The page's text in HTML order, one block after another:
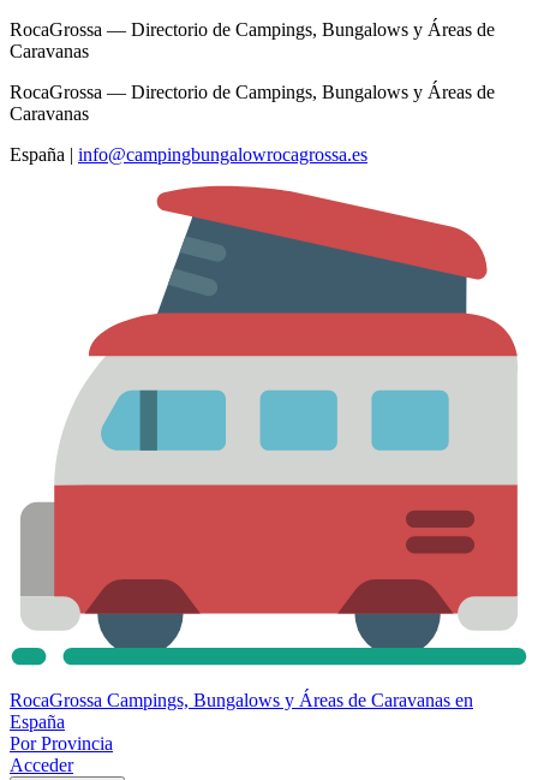
RocaGrossa — Directorio de Campings, Bungalows y Áreas de
Caravanas
RocaGrossa — Directorio de Campings, Bungalows y Áreas de
Caravanas
España | info@campingbungalowrocagrossa.es
RocaGrossa Campings, Bungalows y Áreas de Caravanas en
España
Por Provincia
Acceder